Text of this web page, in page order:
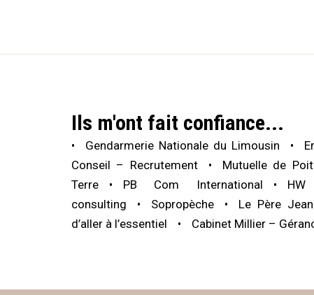
Ils m'ont fait confiance...
Gendarmerie Nationale du Limousin
Conseil – Recrutement
Mutuelle de
Terre
PB Com International HW
consulting
Sopropèche Le Père
d’aller à l’essentiel
Cabinet Millier –